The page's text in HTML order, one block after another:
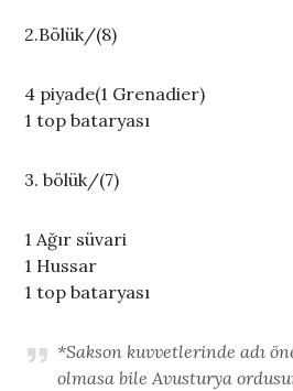
2.Bölük/(8)
4 piyade(1 Grenadier)
1 top bataryası
3. bölük/(7)
1 Ağır süvari
1 Hussar
1 top bataryası
*Sakson kuvvetlerinde adı
olmasa bile Avusturya